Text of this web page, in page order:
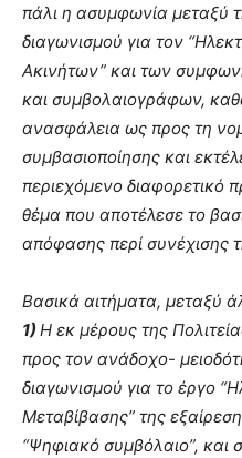
πάλι η ασυμφωνία μεταξύ
διαγωνισμού για τον
Ακινήτων” και των
και συμβολαιογράφων,
ανασφάλεια ως προς τη
συμβασιοποίησης και
περιεχόμενο διαφορετικό
θέμα που αποτέλεσε το
απόφασης περί συνέχισης
Βασικά αιτήματα, μεταξύ
1)Η εκ μέρους της
προς τον ανάδοχο-
διαγωνισμού για το έργο
Μεταβίβασης” της
“Ψηφιακό συμβόλαιο”, και